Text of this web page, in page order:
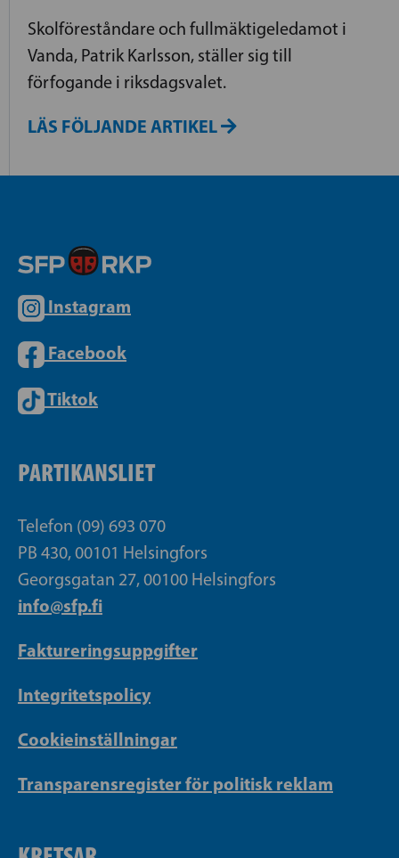
Skolföreståndare och fullmäktigeledamot i
Vanda, Patrik Karlsson, ställer sig till
förfogande i riksdagsvalet.
LÄS FÖLJANDE ARTIKEL
Instagram
Facebook
Tiktok
PARTIKANSLIET
Telefon (09) 693 070
PB 430, 00101 Helsingfors
Georgsgatan 27, 00100 Helsingfors
info@sfp.fi
Faktureringsuppgifter
Integritetspolicy
Cookieinställningar
Transparensregister för politisk reklam